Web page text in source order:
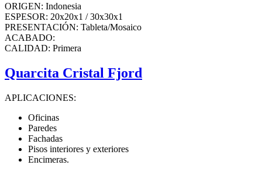
ORIGEN: Indonesia
ESPESOR: 20x20x1 / 30x30x1
PRESENTACIÓN: Tableta/Mosaico
ACABADO:
CALIDAD: Primera
Quarcita Cristal Fjord
APLICACIONES:
Oficinas
Paredes
Fachadas
Pisos interiores y exteriores
Encimeras.